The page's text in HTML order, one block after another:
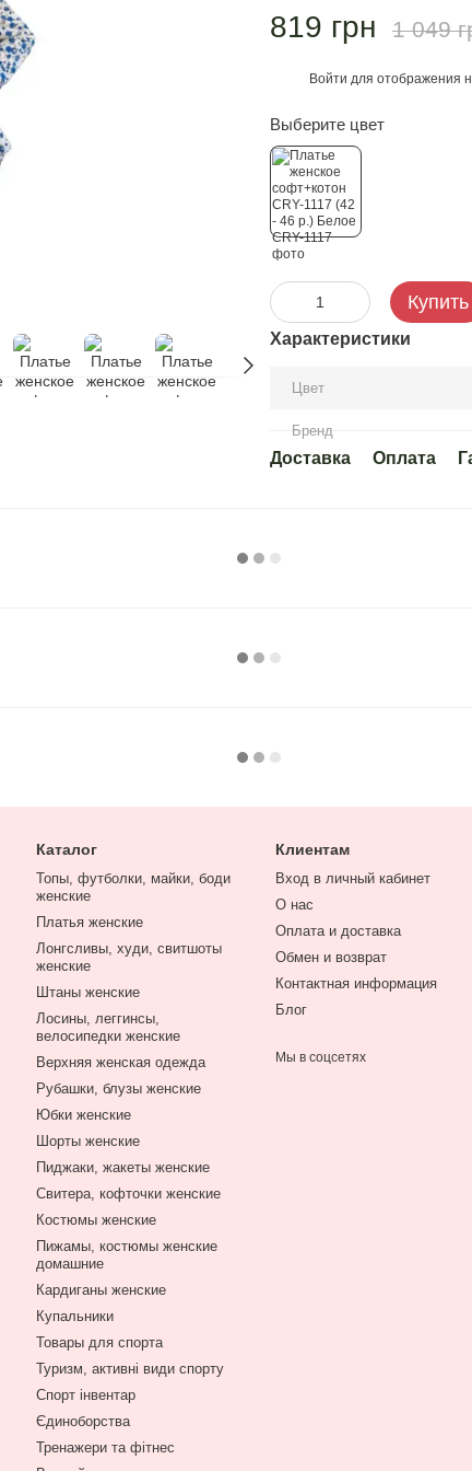
819 грн 1 049
Войти для отображения
Выберите цвет
Купить
Характеристики
Цвет
Бренд
Доставка Оплата
Каталог
Топы, футболки, майки, боди
женские
Платья женские
Лонгсливы, худи, свитшоты
женские
Штаны женские
Лосины, леггинсы,
велосипедки женские
Верхняя женская одежда
Рубашки, блузы женские
Юбки женские
Шорты женские
Пиджаки, жакеты женские
Свитера, кофточки женские
Костюмы женские
Пижамы, костюмы женские
домашние
Кардиганы женские
Купальники
Товары для спорта
Туризм, активні види спорту
Спорт інвентар
Єдиноборства
Тренажери та фітнес
Клиентам
Вход в личный кабинет
О нас
Оплата и доставка
Обмен и возврат
Контактная информация
Блог
Мы в соцсетях